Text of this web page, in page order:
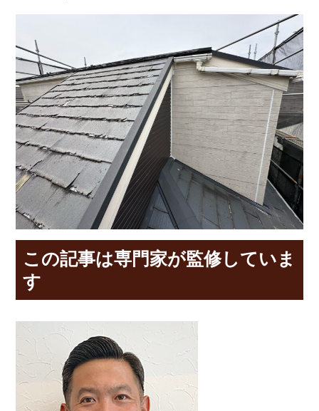
この記事は専門家が監修していま
す